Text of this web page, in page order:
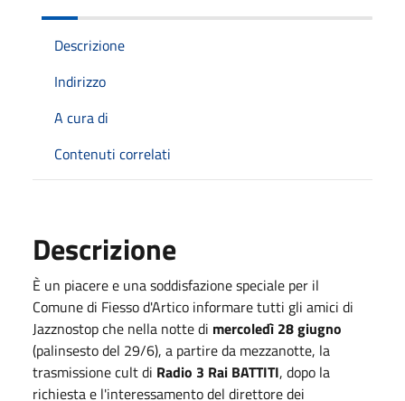
Descrizione
Indirizzo
A cura di
Contenuti correlati
Descrizione
È un piacere e una soddisfazione speciale per il
Comune di Fiesso d'Artico informare tutti gli amici di
Jazznostop che nella notte di mercoledì 28 giugno
(palinsesto del 29/6), a partire da mezzanotte, la
trasmissione cult di Radio 3 Rai BATTITI, dopo la
richiesta e l'interessamento del direttore dei